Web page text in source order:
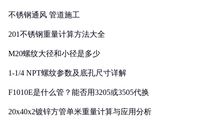
不锈钢通风 管道施工
201不锈钢重量计算方法大全
M20螺纹大径和小径是多少
1-1/4 NPT螺纹参数及底孔尺寸详解
F1010E是什么管？能否用3205或3505代换
20x40x2镀锌方管单米重量计算与应用分析